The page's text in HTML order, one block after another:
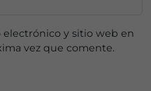
y sitio web en
vez que comente.